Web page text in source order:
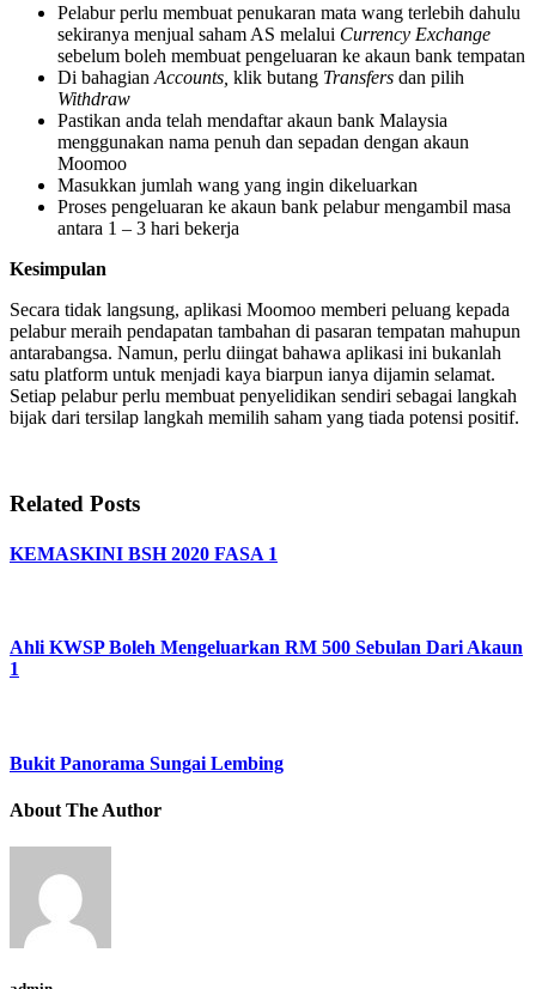
Pelabur perlu membuat penukaran mata wang terlebih dahulu
sekiranya menjual saham AS melalui Currency Exchange
sebelum boleh membuat pengeluaran ke akaun bank tempatan
Di bahagian Accounts, klik butang Transfers dan pilih
Withdraw
Pastikan anda telah mendaftar akaun bank Malaysia
menggunakan nama penuh dan sepadan dengan akaun
Moomoo
Masukkan jumlah wang yang ingin dikeluarkan
Proses pengeluaran ke akaun bank pelabur mengambil masa
antara 1 – 3 hari bekerja
Kesimpulan
Secara tidak langsung, aplikasi Moomoo memberi peluang kepada
pelabur meraih pendapatan tambahan di pasaran tempatan mahupun
antarabangsa. Namun, perlu diingat bahawa aplikasi ini bukanlah
satu platform untuk menjadi kaya biarpun ianya dijamin selamat.
Setiap pelabur perlu membuat penyelidikan sendiri sebagai langkah
bijak dari tersilap langkah memilih saham yang tiada potensi positif.
Related Posts
KEMASKINI BSH 2020 FASA 1
Ahli KWSP Boleh Mengeluarkan RM 500 Sebulan Dari Akaun
1
Bukit Panorama Sungai Lembing
About The Author